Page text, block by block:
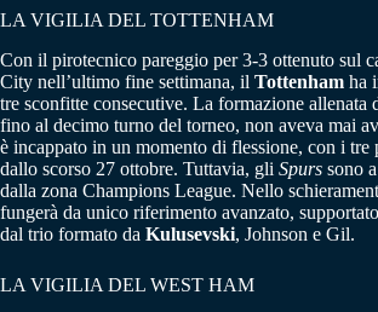
LA VIGILIA DEL TOTTENHAM
Con il pirotecnico pareggio per 3-3 ottenuto sul
City nell’ultimo fine settimana, il Tottenham ha
tre sconfitte consecutive. La formazione allenata
fino al decimo turno del torneo, non aveva mai
è incappato in un momento di flessione, con i tre
dallo scorso 27 ottobre. Tuttavia, gli Spurs sono
dalla zona Champions League. Nello
fungerà da unico riferimento avanzato,
dal trio formato da Kulusevski, Johnson e Gil.
LA VIGILIA DEL WEST HAM